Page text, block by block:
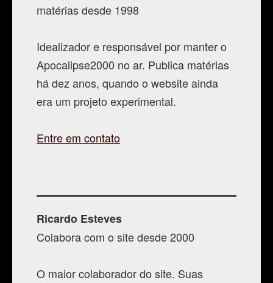
Multimídia
Histórico
Contato
matérias desde 1998
Idealizador e responsável por manter o
Apocalipse2000 no ar. Publica matérias
há dez anos, quando o website ainda
era um projeto experimental.
Entre em contato
Ricardo Esteves
Colabora com o site desde 2000
O maior colaborador do site. Suas